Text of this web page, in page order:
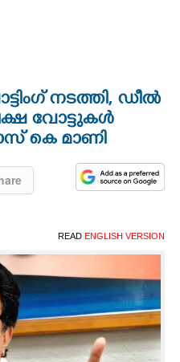
നടത്തി, ‌‌ഡീൽ
വോട്ടുകൾ
കെ മാണി
READ ENGLISH VERSION